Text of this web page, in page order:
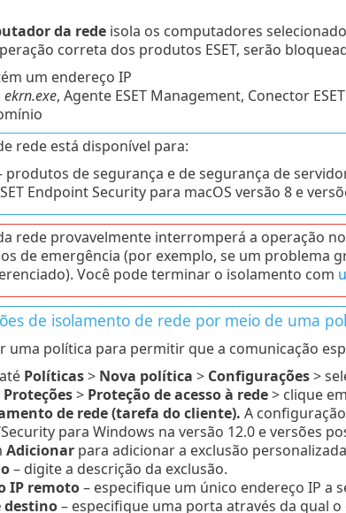
da redeisola os computadores
correta dos produtos ESET, serão
um endereço IP
ekrn.exe, Agente ESET Management, Conector
rede está disponível para:
produtos de segurança e de segurança de
Endpoint Security para macOS versão 8 e
rede provavelmente interromperá a operação
de emergência (por exemplo, se um problema
Você pode terminar o isolamento com
de isolamento de rede por meio de uma
uma política para permitir que a comunicação
Políticas> Nova política > Configurações>
Proteções> Proteção de acesso à rede> clique em
de rede (tarefa do cliente). A
para Windows na versão 12.0 e versões
Adicionarpara adicionar a exclusão
– digite a descrição da exclusão.
IP remoto– especifique um único endereço IP a
destino– especifique uma porta através da qual o